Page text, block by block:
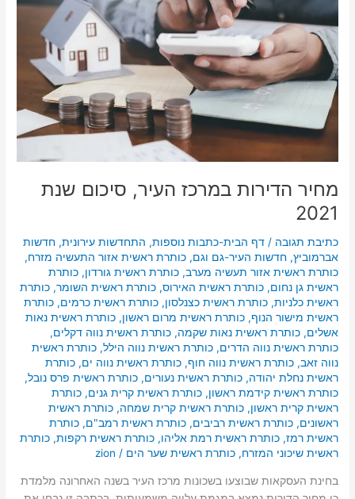
מחיר הדירות במרכז העיר, סיכום שנת
2021
כתיבת תגובה /דף הבית-כתבות נוספות, התחדשות עירונית,חדשות
אברמוביץ,חדשות העיר-גם וגם,כותרת ראשית אזור התעשיה מזרח,
כותרת ראשית אזור תעשיה מערב,כותרת ראשית גורדון,כותרת
ראשית גן נחום,כותרת ראשית האירוס,כותרת ראשית השומר,כותרת
ראשית כלניות,כותרת ראשית כצנלסון,כותרת ראשית כרמים,כותרת
ראשית מישור הנוף,כותרת ראשית מרום ראשון,כותרת ראשית נאות
אשלים,כותרת ראשית נאות שקמה,כותרת ראשית נווה דקלים,
כותרת ראשית נווה הדרים,כותרת ראשית נווה הילל,כותרת ראשית
נווה זאב,כותרת ראשית נווה חוף,כותרת ראשית נווה ים,כותרת
ראשית נחלת יהודה,כותרת ראשית נעורים,כותרת ראשית פרס נובל,
כותרת ראשית קידמת ראשון,כותרת ראשית קרית גנים,כותרת
ראשית קרית ראשון,כותרת ראשית קרית שמחה,כותרת ראשית
ראשונים,כותרת ראשית רביבים,כותרת ראשית רמב"ם,כותרת
ראשית רמז,כותרת ראשית רמת אליהו,כותרת ראשית רקפות,כותרת
ראשית שיכוני המזרח,כותרת ראשית שער הים /
zion
בחינת העסקאות שבוצעו בשכונות מרכז העיר בשנה האחרונה מלמדת
העיר,
סיכום
שנת
2021